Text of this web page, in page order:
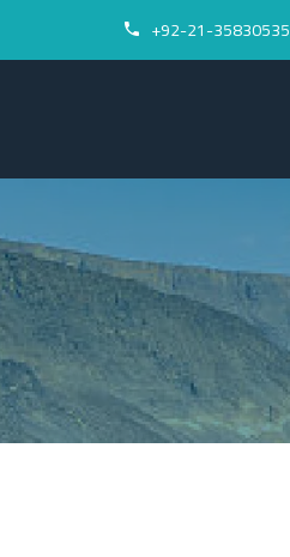

 92-21-35830535+